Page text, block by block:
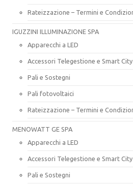
Rateizzazione – Termini e
IGUZZINI ILLUMINAZIONE SPA
Apparecchi a LED
Accessori Telegestione e Smart City
Pali e Sostegni
Pali fotovoltaici
Rateizzazione – Termini e
MENOWATT GE SPA
Apparecchi a LED
Accessori Telegestione e Smart City
Pali e Sostegni